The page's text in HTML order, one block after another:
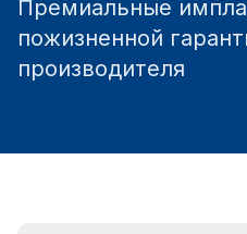
Премиальные
пожизненной
производителя